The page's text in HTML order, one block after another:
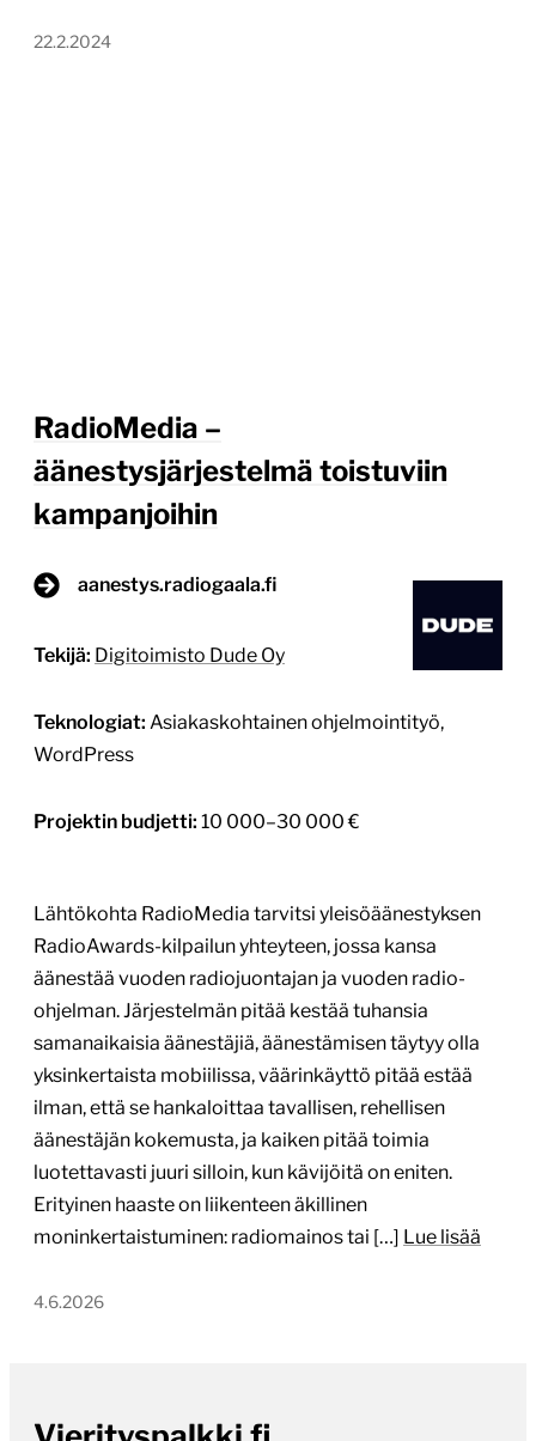
22.2.2024
RadioMedia –
äänestysjärjestelmä toistuviin
kampanjoihin
aanestys.radiogaala.fi
Tekijä: Digitoimisto Dude Oy
Teknologiat: Asiakaskohtainen ohjelmointityö,
WordPress
Projektin budjetti: 10 000–30 000 €
Lähtökohta RadioMedia tarvitsi yleisöäänestyksen
RadioAwards-kilpailun yhteyteen, jossa kansa
äänestää vuoden radiojuontajan ja vuoden radio-
ohjelman. Järjestelmän pitää kestää tuhansia
samanaikaisia äänestäjiä, äänestämisen täytyy olla
yksinkertaista mobiilissa, väärinkäyttö pitää estää
ilman, että se hankaloittaa tavallisen, rehellisen
äänestäjän kokemusta, ja kaiken pitää toimia
luotettavasti juuri silloin, kun kävijöitä on eniten.
Erityinen haaste on liikenteen äkillinen
moninkertaistuminen: radiomainos tai […] Lue lisää
4.6.2026